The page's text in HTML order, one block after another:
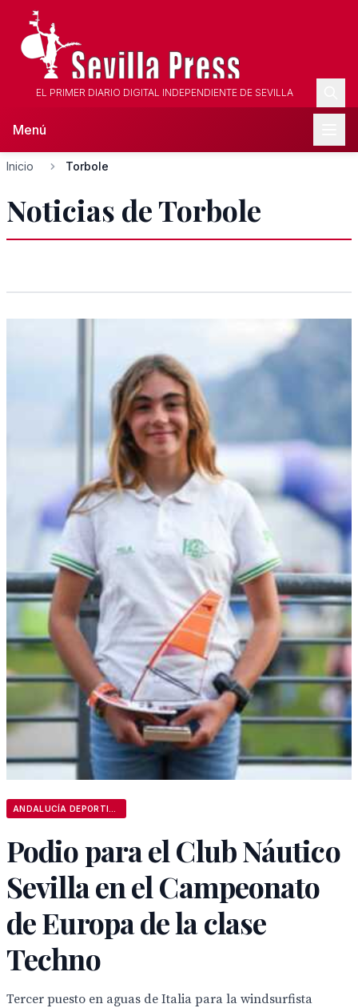
EL PRIMER DIARIO DIGITAL INDEPENDIENTE DE SEVILLA
Menú
Inicio Torbole
Noticias de Torbole
Podio para el Club Náutico
Sevilla en el Campeonato
de Europa de la clase
Techno
Tercer puesto en aguas de Italia para la windsurfista